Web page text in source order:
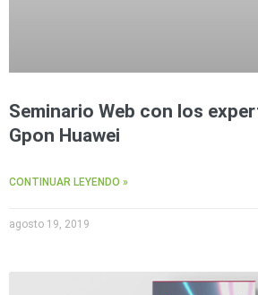
Seminario Web con los
Gpon Huawei
CONTINUAR LEYENDO »
agosto 19, 2019